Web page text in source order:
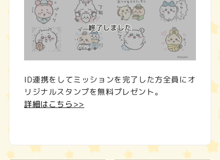
ID連携をしてミッションを完了した方全員にオ
リジナルスタンプを無料プレゼント。
詳細はこちら>>